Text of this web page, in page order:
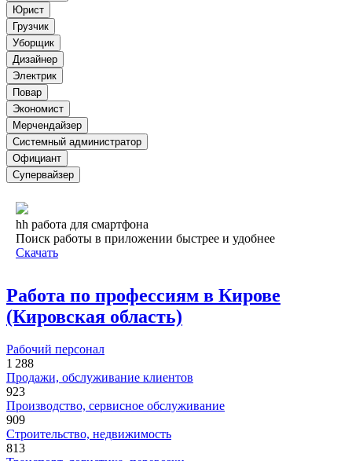
Юрист
Грузчик
Уборщик
Дизайнер
Электрик
Повар
Экономист
Мерчендайзер
Системный администратор
Официант
Супервайзер
hh работа для смартфона
Поиск работы в приложении быстрее и удобнее
Скачать
Работа по профессиям в Кирове
(Кировская область)
Рабочий персонал
1 288
Продажи, обслуживание клиентов
923
Производство, сервисное обслуживание
909
Строительство, недвижимость
813